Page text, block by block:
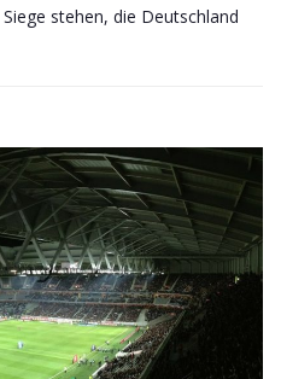
stehen, die Deutschland